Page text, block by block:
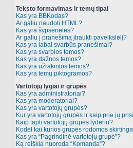
Teksto formavimas ir temų tipai
Kas yra BBKodas?
Ar galiu naudoti HTML?
Kas yra šypsenėlės?
Ar galiu į pranešimą įtraukti paveikslėlį?
Kas yra labai svarbūs pranešimai?
Kas yra svarbios temos?
Kas yra dažnos temos?
Kas yra užrakintos temos?
Kas yra temų piktogramos?
Vartotojų lygiai ir grupės
Kas yra administratoriai?
Kas yra moderatoriai?
Kas yra vartotojų grupės?
Kur yra vartotojų grupės ir kaip prie jų
Kaip tapti vartotojų grupės lyderiu?
Kodėl kai kurios grupės rodomos
Kas yra “Pagrindinė vartotojų grupė”?
Ką reiškia nuoroda “Komanda”?